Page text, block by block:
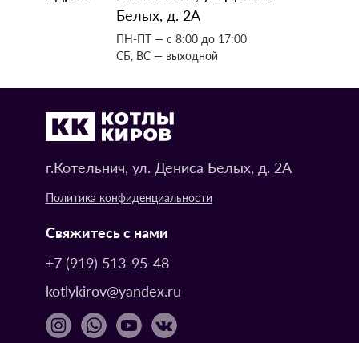
Белых, д. 2А
ПН-ПТ — с 8:00 до 17:00
СБ, ВС — выходной
г.Котельнич, ул. Дениса Белых, д. 2А
Политика конфиденциальности
Свяжитесь с нами
+7 (919) 513-95-48
kotlykirov@yandex.ru